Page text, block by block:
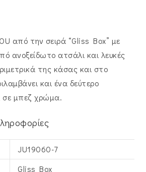
από την σειρά “Gliss Box” με
ανοξείδωτο ατσάλι και λευκές
της κάσας και στο
και ένα δεύτερο
σε μπεζ χρώμα.
JU19060-7
Gliss Box